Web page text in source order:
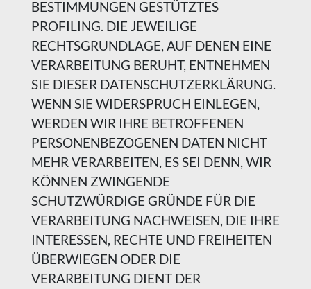
BESTIMMUNGEN GESTÜTZTES
PROFILING. DIE JEWEILIGE
RECHTSGRUNDLAGE, AUF DENEN EINE
VERARBEITUNG BERUHT, ENTNEHMEN
SIE DIESER DATENSCHUTZERKLÄRUNG.
WENN SIE WIDERSPRUCH EINLEGEN,
WERDEN WIR IHRE BETROFFENEN
PERSONENBEZOGENEN DATEN NICHT
MEHR VERARBEITEN, ES SEI DENN, WIR
KÖNNEN ZWINGENDE
SCHUTZWÜRDIGE GRÜNDE FÜR DIE
VERARBEITUNG NACHWEISEN, DIE IHRE
INTERESSEN, RECHTE UND FREIHEITEN
ÜBERWIEGEN ODER DIE
VERARBEITUNG DIENT DER